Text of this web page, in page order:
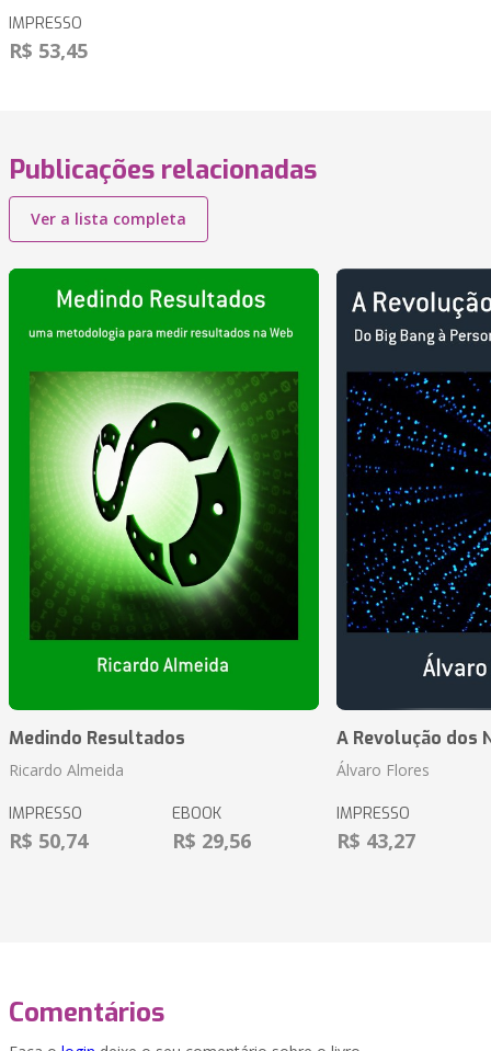
IMPRESSO
R$ 53,45
Publicações relacionadas
Ver a lista completa
Medindo Resultados
Ricardo Almeida
IMPRESSO
R$ 50,74
EBOOK
R$ 29,56
A Revolução dos
Álvaro Flores
IMPRESSO
R$ 43,27
Comentários